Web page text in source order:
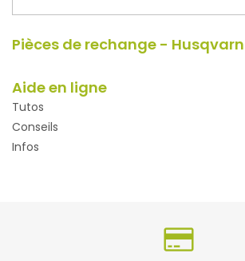
Pièces de rechange -
Aide en ligne
Tutos
Conseils
Infos